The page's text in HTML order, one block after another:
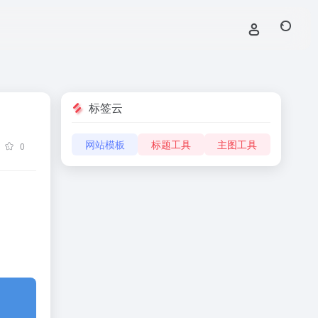
0
标签云
网站模板 标题工具 主图工具